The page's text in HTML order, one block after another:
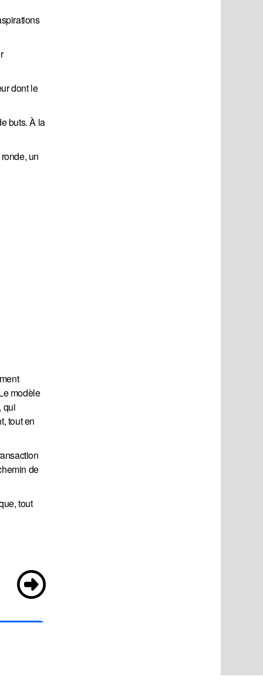
dont le
buts. À la
un
modèle
qui
tout en
de
tout